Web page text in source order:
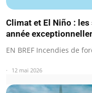
Climat et El Niño :
année
EN BREF Incendies de
12 mai 2026